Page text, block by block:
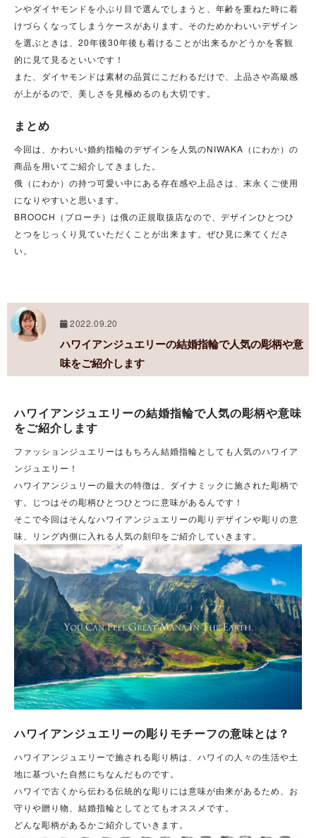
ンやダイヤモンドを小ぶり目で選んでしまうと、年齢を重ねた時に着
けづらくなってしまうケースがあります。そのためかわいいデザイン
を選ぶときは、20年後30年後も着けることが出来るかどうかを客観
的に見て見るといいです！
また、ダイヤモンドは素材の品質にこだわるだけで、上品さや高級感
が上がるので、美しさを見極めるのも大切です。
まとめ
今回は、かわいい婚約指輪のデザインを人気のNIWAKA（にわか）の
商品を用いてご紹介してきました。
俄（にわか）の持つ可愛い中にある存在感や上品さは、末永くご使用
になりやすいと思います。
BROOCH（ブローチ）は俄の正規取扱店なので、デザインひとつひ
とつをじっくり見ていただくことが出来ます。ぜひ見に来てくださ
い。
2022.09.20
ハワイアンジュエリーの結婚指輪で人気の彫柄や意
味をご紹介します
ハワイアンジュエリーの結婚指輪で人気の彫柄や意味
をご紹介します
ファッションジュエリーはもちろん結婚指輪としても人気のハワイア
ンジュエリー！
ハワイアンジュリーの最大の特徴は、ダイナミックに施された彫柄で
す。じつはその彫柄ひとつひとつに意味があるんです！
そこで今回はそんなハワイアンジュエリーの彫りデザインや彫りの意
味、リング内側に入れる人気の刻印をご紹介していきます。
ハワイアンジュエリーの彫りモチーフの意味とは？
ハワイアンジュエリーで施される彫り柄は、ハワイの人々の生活や土
地に基づいた自然にちなんだものです。
ハワイで古くから伝わる伝統的な彫りには意味が由来があるため、お
守りや贈り物、結婚指輪としてとてもオススメです。
どんな彫柄があるかご紹介していきます。